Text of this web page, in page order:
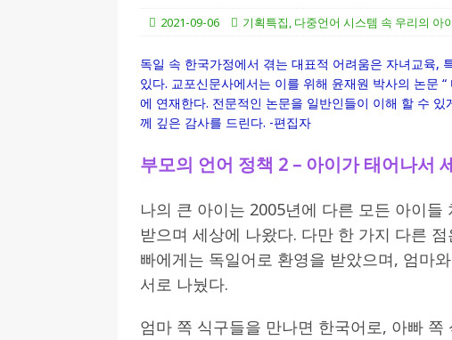
(12.14일 기준)
게시판 / 행사 / 알림
[ 2026-07-27 ] “재독동포와 함께하는 재독일한
[ 2026-07-27 ] KIST 유럽연구소 30돌…“한-EU 협
[ 2026-07-27 ]
튀빙겐대, ‘독일어권 한국학대회
[ 2026-07-20 ] “정체성은 연결의 자산”… 독일 한
인소식
[ 2026-07-20 ]
2021-09-06 기획특집, 다중언어 시스템 속 우리의 아
독일 속 한국가정에서 겪는 대표적 어려움은 자녀교육,
있다. 교포신문사에서는 이를 위해 윤재원 박사의 논문
에 연재한다. 전문적인 논문을 일반인들이 이해 할 수
께 깊은 감사를 드린다. -편집자
부모의 언어 정책 2 – 아이가 태어나서
나의 큰 아이는 2005년에 다른 모든 아이
받으며 세상에 나왔다. 다만 한 가지 다른
빠에게는 독일어로 환영을 받았으며, 엄마
서로 나눴다.
엄마 쪽 식구들을 만나면 한국어로, 아빠